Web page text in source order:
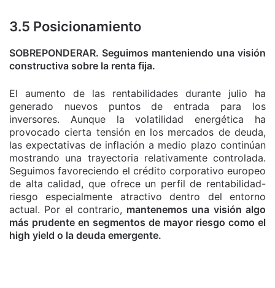
3.5 Posicionamiento
SOBREPONDERAR. Seguimos manteniendo una visión
constructiva sobre la renta fija.
El aumento de las rentabilidades durante julio ha
generado nuevos puntos de entrada para los
inversores. Aunque la volatilidad energética ha
provocado cierta tensión en los mercados de deuda,
las expectativas de inflación a medio plazo continúan
mostrando una trayectoria relativamente controlada.
Seguimos favoreciendo el crédito corporativo europeo
de alta calidad, que ofrece un perfil de rentabilidad-
riesgo especialmente atractivo dentro del entorno
actual. Por el contrario, mantenemos una visión algo
más prudente en segmentos de mayor riesgo como el
high yield o la deuda emergente.